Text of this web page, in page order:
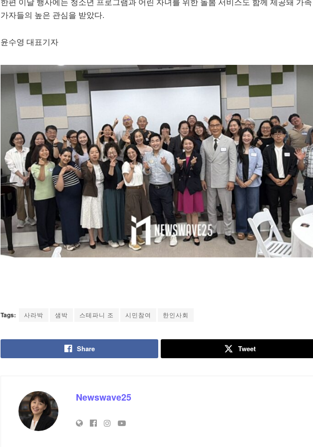
가자들의 높은 관심을 받았다.
윤수영 대표기자
Tags: 사라박 샘박 스테파니 조 시민참여 한인사회
Share Tweet
Newswave25